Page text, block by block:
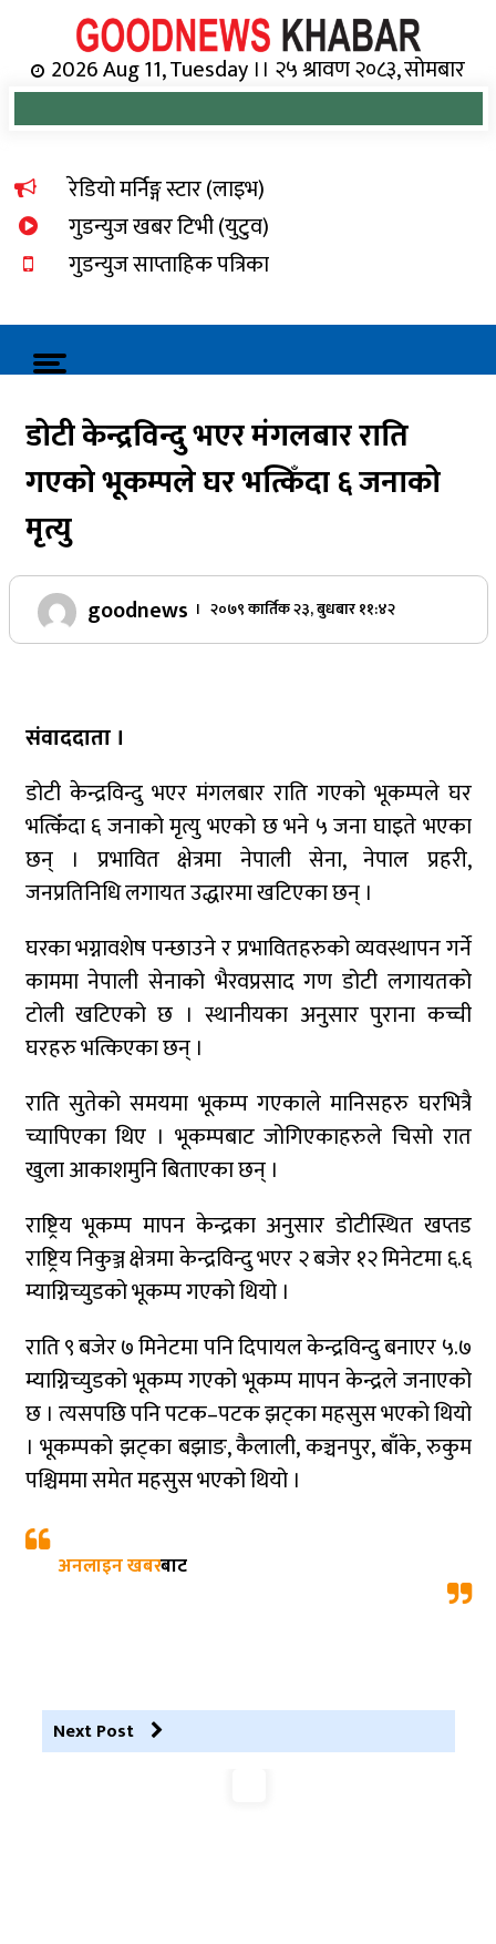
Online News Portal
2026 Aug 11, Tuesday ।। २५ श्रावण २०८३, सोमबार
रेडियो मर्निङ्ग स्टार (लाइभ)
गुडन्युज खबर टिभी (युटुव)
गुडन्युज साप्ताहिक पत्रिका
डोटी केन्द्रविन्दु भएर मंगलबार राति
गएको भूकम्पले घर भत्किँदा ६ जनाको
मृत्यु
goodnews । २०७९ कार्तिक २३, बुधबार ११:४२
संवाददाता ।
डोटी केन्द्रविन्दु भएर मंगलबार राति गएको भूकम्पले घर
भत्किँदा ६ जनाको मृत्यु भएको छ भने ५ जना घाइते भएका
छन् । प्रभावित क्षेत्रमा नेपाली सेना, नेपाल प्रहरी,
जनप्रतिनिधि लगायत उद्धारमा खटिएका छन् ।
घरका भग्नावशेष पन्छाउने र प्रभावितहरुको व्यवस्थापन गर्ने
काममा नेपाली सेनाको भैरवप्रसाद गण डोटी लगायतको
टोली खटिएको छ । स्थानीयका अनुसार पुराना कच्ची
घरहरु भत्किएका छन् ।
राति सुतेको समयमा भूकम्प गएकाले मानिसहरु घरभित्रै
च्यापिएका थिए । भूकम्पबाट जोगिएकाहरुले चिसो रात
खुला आकाशमुनि बिताएका छन् ।
राष्ट्रिय भूकम्प मापन केन्द्रका अनुसार डोटीस्थित खप्तड
राष्ट्रिय निकुञ्ज क्षेत्रमा केन्द्रविन्दु भएर २ बजेर १२ मिनेटमा ६.६
म्याग्निच्युडको भूकम्प गएको थियो ।
राति ९ बजेर ७ मिनेटमा पनि दिपायल केन्द्रविन्दु बनाएर ५.७
म्याग्निच्युडको भूकम्प गएको भूकम्प मापन केन्द्रले जनाएको
छ । त्यसपछि पनि पटक–पटक झट्का महसुस भएको थियो
। भूकम्पको झट्का बझाङ, कैलाली, कञ्चनपुर, बाँके, रुकुम
पश्चिममा समेत महसुस भएको थियो ।
अनलाइन खबरबाट
Next Post